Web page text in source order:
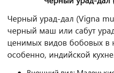
Черный урад-дал (Vigna
черный маш или сабут
ценимых видов бобовых в
особенно, индийской